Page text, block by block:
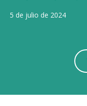
5 de julio de 2024